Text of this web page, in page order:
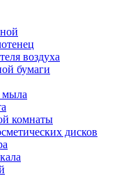
воздуха
бумаги
мыла
комнаты
дисков